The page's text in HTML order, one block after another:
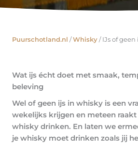
Puurschotland.nl /Whisky/IJs of
Wat ijs écht doet met smaak,
beleving
Wel of geen ijs in whisky is een
wekelijks krijgen en meteen raakt
whisky drinken. En laten we
je whisky moet drinken zoals jij